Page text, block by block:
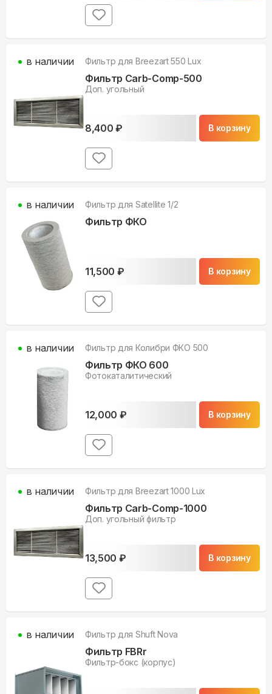
Фильтр для Breezart 550 Lux
Фильтр Carb-Comp-500
Доп. угольный
8,400 ₽ В корзину
в наличии
Фильтр для Satellite 1/2
Фильтр ФКО
11,500 ₽ В корзину
в наличии
Фильтр для Колибри ФКО 500
Фильтр ФКО 600
Фотокаталитический
12,000 ₽ В корзину
в наличии
Фильтр для Breezart 1000 Lux
Фильтр Carb-Comp-1000
Доп. угольный фильтр
13,500 ₽ В корзину
в наличии
Фильтр для Shuft Nova
Фильтр FBRr
Фильтр-бокс (корпус)
в наличии